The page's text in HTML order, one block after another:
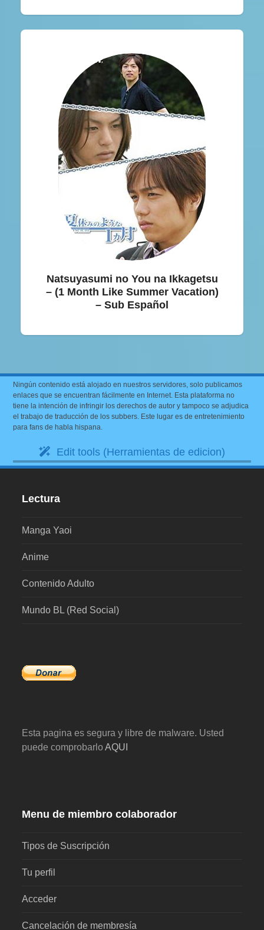
Natsuyasumi no You na Ikkagetsu
– (1 Month Like Summer Vacation)
– Sub Español
Ningún contenido está alojado en nuestros servidores, solo publicamos
enlaces que se encuentran fácilmente en Internet. Esta plataforma no
tiene la intención de infringir los derechos de autor y tampoco se adjudica
el trabajo de traducción de los subbers. Este lugar es de entretenimiento
para fans de habla hispana.
Edit tools (Herramientas de edicion)
Lectura
Manga Yaoi
Anime
Contenido Adulto
Mundo BL (Red Social)
Esta pagina es segura y libre de malware. Usted
puede comprobarloAQUI
Menu de miembro colaborador
Tipos de Suscripción
Tu perfil
Acceder
Cancelación de membresía